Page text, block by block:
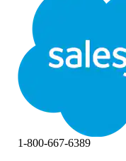
1-800-667-6389